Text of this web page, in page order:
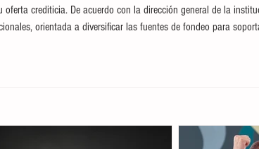
crediticia. De acuerdo con la dirección general de la
orientada a diversificar las fuentes de fondeo para